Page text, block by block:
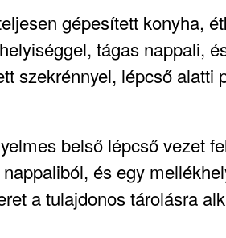
gépesített konyha,
tágas nappali,
szekrénnyel, lépcső alatti
belső lépcső vezet
és egy
a tulajdonos tárolásra